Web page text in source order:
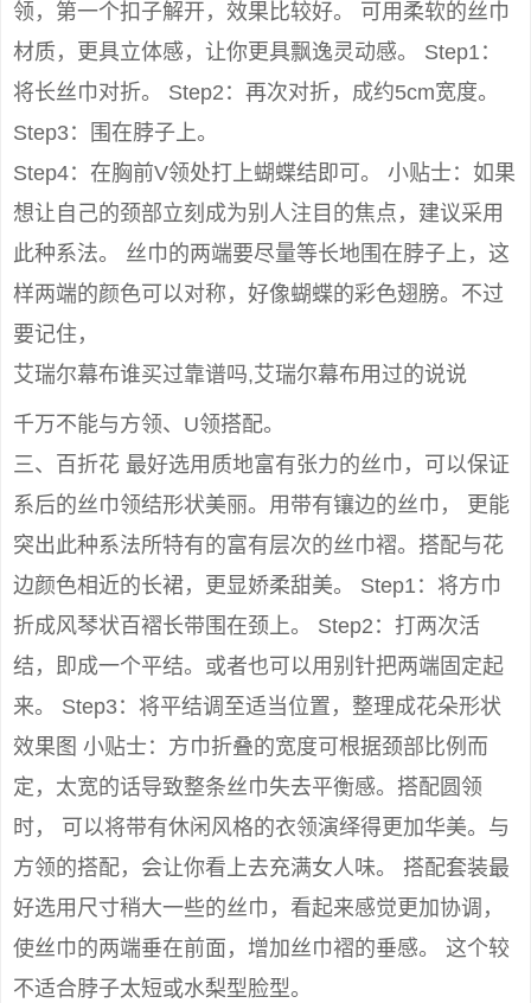
领，第一个扣子解开，效果比较好。 可用柔软的丝巾
材质，更具立体感，让你更具飘逸灵动感。 Step1：
将长丝巾对折。 Step2：再次对折，成约5cm宽度。
Step3：围在脖子上。
Step4：在胸前V领处打上蝴蝶结即可。 小贴士：如果
想让自己的颈部立刻成为别人注目的焦点，建议采用
此种系法。 丝巾的两端要尽量等长地围在脖子上，这
样两端的颜色可以对称，好像蝴蝶的彩色翅膀。不过
要记住，
艾瑞尔幕布谁买过靠谱吗,艾瑞尔幕布用过的说说
千万不能与方领、U领搭配。
三、百折花 最好选用质地富有张力的丝巾，可以保证
系后的丝巾领结形状美丽。用带有镶边的丝巾， 更能
突出此种系法所特有的富有层次的丝巾褶。搭配与花
边颜色相近的长裙，更显娇柔甜美。 Step1：将方巾
折成风琴状百褶长带围在颈上。 Step2：打两次活
结，即成一个平结。或者也可以用别针把两端固定起
来。 Step3：将平结调至适当位置，整理成花朵形状
效果图 小贴士：方巾折叠的宽度可根据颈部比例而
定，太宽的话导致整条丝巾失去平衡感。搭配圆领
时， 可以将带有休闲风格的衣领演绎得更加华美。与
方领的搭配，会让你看上去充满女人味。 搭配套装最
好选用尺寸稍大一些的丝巾，看起来感觉更加协调，
使丝巾的两端垂在前面，增加丝巾褶的垂感。 这个较
不适合脖子太短或水梨型脸型。